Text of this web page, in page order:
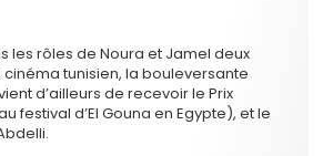
les rôles de Noura et Jamel deux
cinéma tunisien, la bouleversante
d’ailleurs de recevoir le Prix
festival d’El Gouna en Egypte), et le